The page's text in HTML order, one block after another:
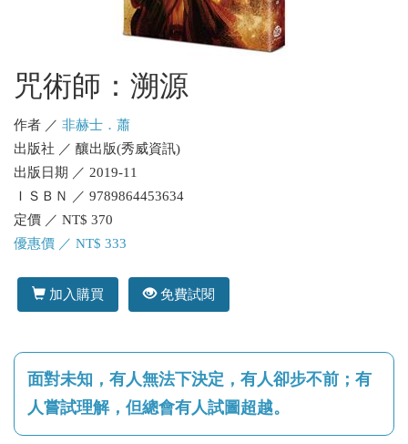
咒術師：溯源
作者 ／ 非赫士．蕭
出版社 ／ 釀出版(秀威資訊)
出版日期 ／ 2019-11
ＩＳＢＮ ／ 9789864453634
定價 ／ NT$ 370
優惠價 ／ NT$ 333
加入購買 免費試閱
面對未知，有人無法下決定，有人卻步不前；有
人嘗試理解，但總會有人試圖超越。